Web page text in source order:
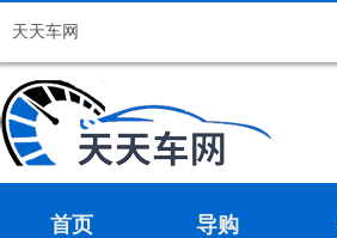
天天车网
首页 导购